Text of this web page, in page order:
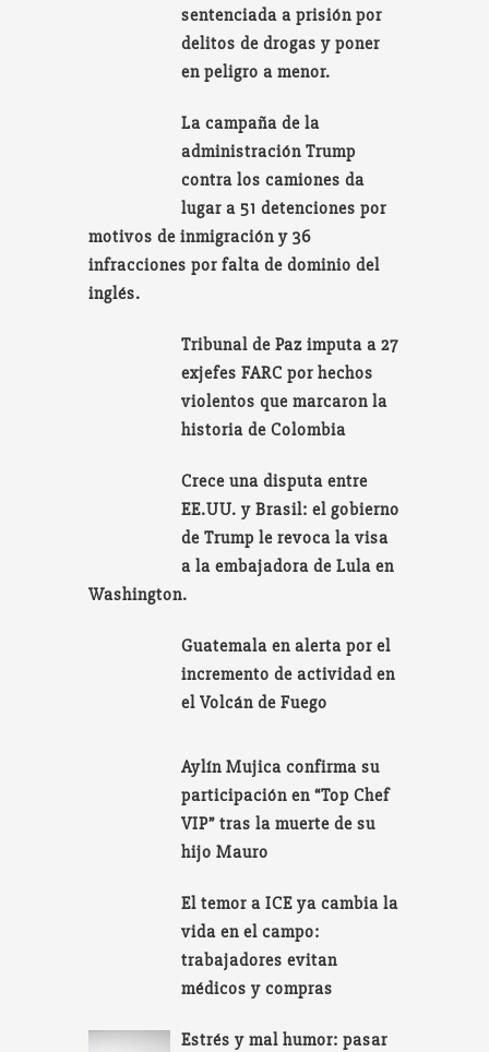
sentenciada a prisión por
delitos de drogas y poner
en peligro a menor.
La campaña de la
administración Trump
contra los camiones da
lugar a 51 detenciones por
motivos de inmigración y 36
infracciones por falta de dominio del
inglés.
Tribunal de Paz imputa a 27
exjefes FARC por hechos
violentos que marcaron la
historia de Colombia
Crece una disputa entre
EE.UU. y Brasil: el gobierno
de Trump le revoca la visa
a la embajadora de Lula en
Washington.
Guatemala en alerta por el
incremento de actividad en
el Volcán de Fuego
Aylín Mujica confirma su
participación en “Top Chef
VIP” tras la muerte de su
hijo Mauro
El temor a ICE ya cambia la
vida en el campo:
trabajadores evitan
médicos y compras
Estrés y mal humor: pasar